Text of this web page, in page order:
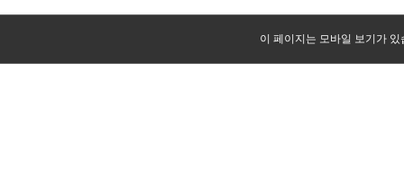
이 페이지는 모바일 보기가